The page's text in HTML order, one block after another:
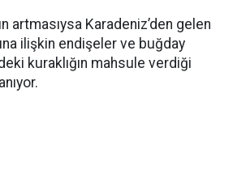
artmasıysa Karadeniz’den gelen
ilişkin endişeler ve buğday
kuraklığın mahsule verdiği